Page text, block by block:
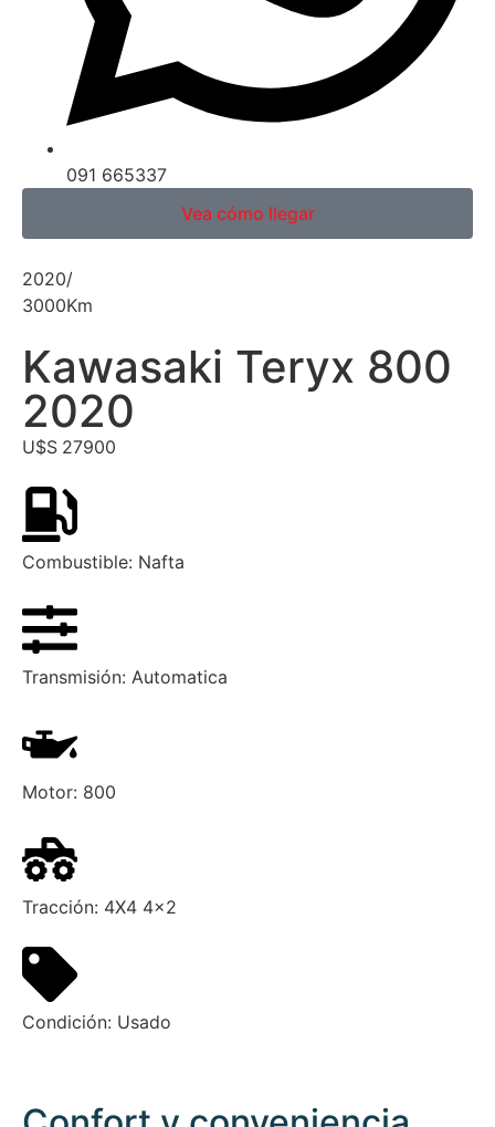
091 665337
Vea cómo llegar
2020/
3000Km
Kawasaki Teryx 800
2020
U$S 27900
Combustible: Nafta
Transmisión: Automatica
Motor: 800
Tracción: 4X4 4x2
Condición: Usado